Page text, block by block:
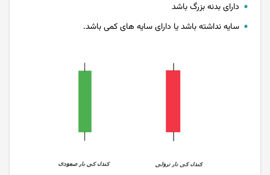
دارای بدنه بزرگ باشد
سایه نداشته باشد یا دارای سایه های کمی باشد.